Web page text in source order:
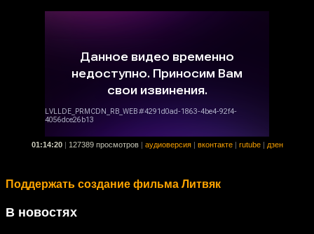
01:14:20 127389 просмотров аудиоверсия вконтакте rutube дзен
Поддержать создание фильма Литвяк
В новостях